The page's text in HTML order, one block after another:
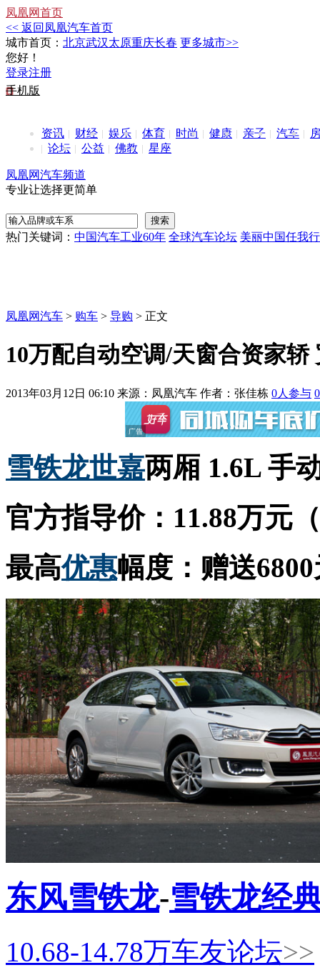
凤凰网首页
<< 返回凤凰汽车首页
城市首页： 北京武汉太原重庆长春 更多城市>>
您好！
登录注册
手机版
资讯 财经 娱乐 体育 时尚 健康 亲子 汽车
论坛
公益 佛教 星座
凤凰网汽车频道
专业让选择更简单
热门关键词： 中国汽车工业60年 全球汽车论坛 美丽中国任我行
凤凰网汽车 > 购车 > 导购 > 正文
10万配自动空调/天窗合资家轿
2013年03月12日 06:10 来源：凤凰汽车 作者： 张佳栋 0人参与 0
雪铁龙世嘉两厢 1.6L 手
官方指导价：11.88万元（
最高优惠幅度：赠送
东风雪铁龙-雪铁龙经
10.68-14.78万车友论坛>>